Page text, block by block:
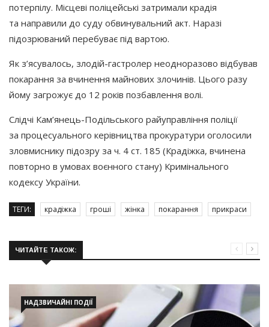
потерпілу. Місцеві поліцейські затримали крадія
та направили до суду обвинувальний акт. Наразі
підозрюваний перебуває під вартою.
Як з’ясувалось, злодій-гастролер неодноразово відбував
покарання за вчинення майнових злочинів. Цього разу
йому загрожує до 12 років позбавлення волі.
Слідчі Кам’янець-Подільського райуправління поліції
за процесуального керівництва прокуратури оголосили
зловмиснику підозру за ч. 4 ст. 185 (Крадіжка, вчинена
повторно в умовах воєнного стану) Кримінального
кодексу України.
ТЕГИ: крадіжка гроші жінка покарання прикраси
ЧИТАЙТЕ ТАКОЖ:
НАДЗВИЧАЙНІ ПОДІЇ